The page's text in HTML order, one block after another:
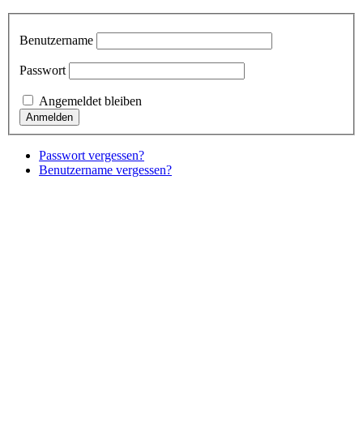
Benutzername
Passwort
Angemeldet bleiben
Passwort vergessen?
Benutzername vergessen?